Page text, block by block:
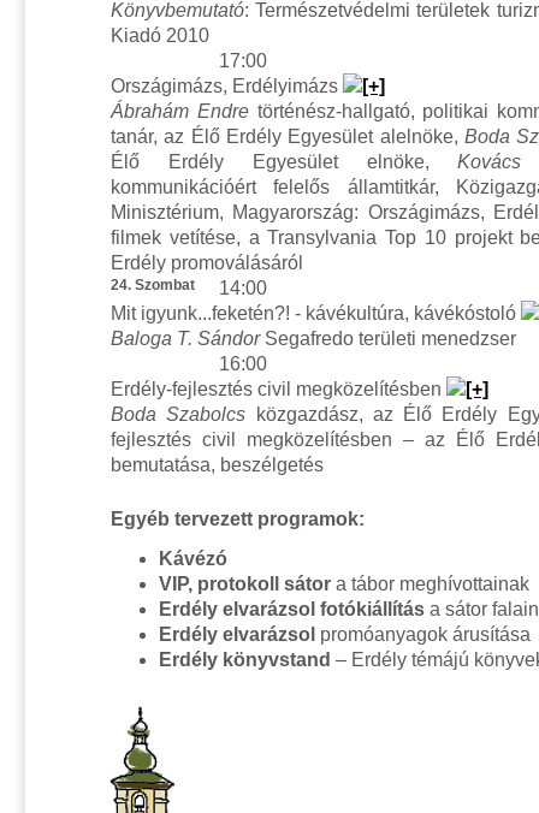
Könyvbemutató: Természetvédelmi területek
Kiadó 2010
17:00
Országimázs, Erdélyimázs
Ábrahám Endretörténész-hallgató, politikai
tanár, az Élő Erdély Egyesület alelnöke, Boda
Élő Erdély Egyesület elnöke,Kovács
kommunikációért felelős államtitkár,
Minisztérium, Magyarország: Országimázs,
filmek vetítése, a Transylvania Top 10 projekt
Erdély promoválásáról
24. Szombat
14:00
Mit igyunk...feketén?! - kávékultúra, kávékóstoló
Baloga T. SándorSegafredo területi menedzser
16:00
Erdély-fejlesztés civil megközelítésben
Boda Szabolcs közgazdász, az Élő Erdély
fejlesztés civil megközelítésben – az Élő
bemutatása, beszélgetés
Egyéb tervezett programok:
Kávézó
VIP, protokoll sátor a tábor meghívottainak
Erdély elvarázsol fotókiállítás a sátor falain
Erdély elvarázsol promóanyagok árusítása
Erdély könyvstand – Erdély témájú